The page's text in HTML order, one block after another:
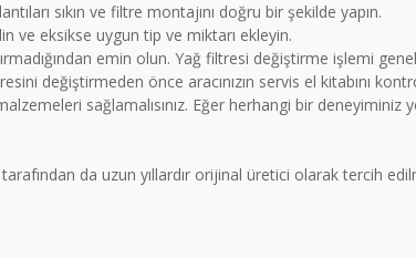
sıkın ve filtre montajını doğru bir şekilde yapın.
ve eksikse uygun tip ve miktarı ekleyin.
emin olun. Yağ filtresi değiştirme işlemi
değiştirmeden önce aracınızın servis el kitabını
sağlamalısınız. Eğer herhangi bir deneyiminiz
da uzun yıllardır orijinal üretici olarak tercih